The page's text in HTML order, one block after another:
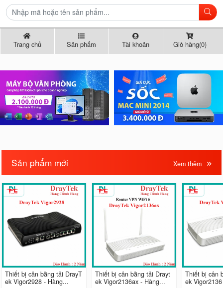
Trang chủ Sản phẩm Tài khoản Giỏ hàng(0)
Sản phẩm mới Xem thêm
Thiết bị cân bằng tải DrayT
ek Vigor2928 - Hàng...
Thiết bị cân bằng tải Drayt
ek Vigor2136ax - Hàng...
Thiết bị cân
ek